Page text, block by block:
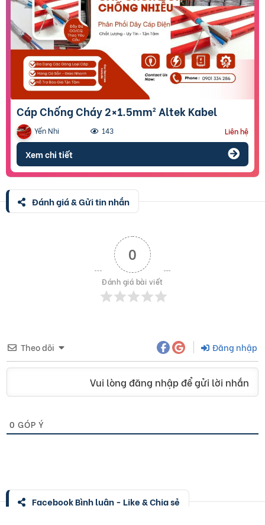
Cáp Chống Cháy 2×1.5mm² Altek Kabel
Yến Nhi 143 Liên hệ
Xem chi tiết
Đánh giá & Gửi tin nhắn
0
Đánh giá bài viết
Theo dõi Đăng nhập
Vui lòng đăng nhập để gửi lời nhắn
0 GÓP Ý
Facebook Bình luận - Like & Chia sẻ